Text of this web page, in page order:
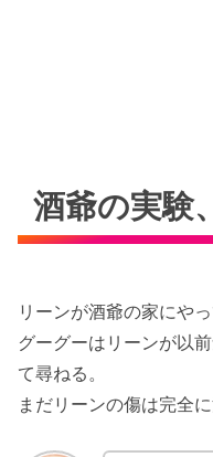
酒爺の実験
リーンが酒爺の家にやっ
グーグーはリーンが以
て尋ねる。
まだリーンの傷は完全